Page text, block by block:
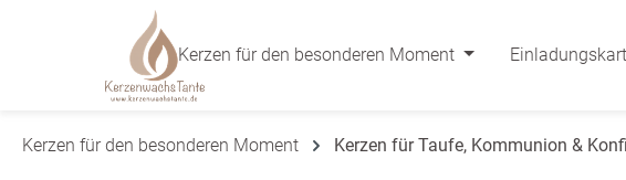
Hauptinhalt springen
Zur Suche springen
Zur Hauptnavigation springen
Kerzen für den besonderen Moment
Kerzen für den besonderen Moment Kerzen für Taufe, Kommunion &